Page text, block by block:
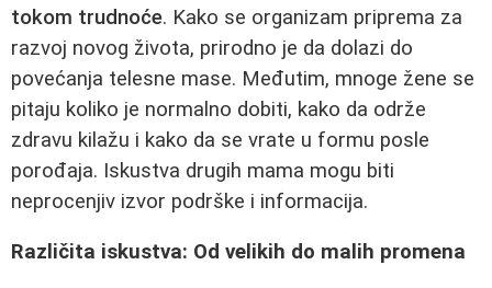
tokom trudnoće. Kako se organizam priprema za
razvoj novog života, prirodno je da dolazi do
povećanja telesne mase. Međutim, mnoge žene se
pitaju koliko je normalno dobiti, kako da održe
zdravu kilažu i kako da se vrate u formu posle
porođaja. Iskustva drugih mama mogu biti
neprocenjiv izvor podrške i informacija.
Različita iskustva: Od velikih do malih promena